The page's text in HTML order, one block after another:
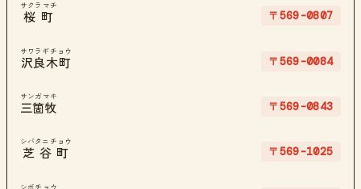
桜町
サクラマチ
〒569-0807
沢良木町
サワラギチョウ
〒569-0084
三箇牧
サンガマキ
〒569-0843
芝谷町
シバタニチョウ
〒569-1025
シボチョウ